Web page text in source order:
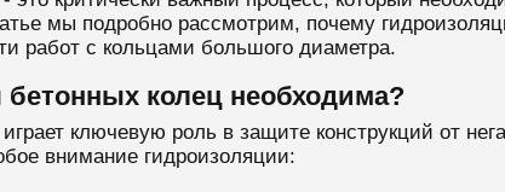
мы подробно рассмотрим, почему
работ с кольцами большого диаметра.
колец необходима?
ключевую роль в защите конструкций от
внимание гидроизоляции: